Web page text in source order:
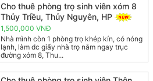
Cho thuê phòng trọ sinh viên xóm 8
Thủy Triều, Thủy Nguyên, HP
1,500,000 VNĐ
Nhà mình còn 1 phòng trọ khép kín, có nóng
lạnh, làm dc giấy nhà trọ nằm ngay trục
đường xóm 8, Thu...